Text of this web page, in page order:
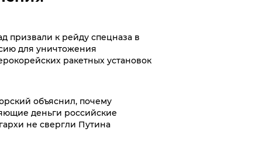
призвали к рейду спецназа в
для уничтожения
ракетных установок
объяснил, почему
деньги российские
не свергли Путина